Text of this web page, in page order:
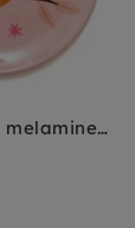
Petit Monkey melamine bord Owl